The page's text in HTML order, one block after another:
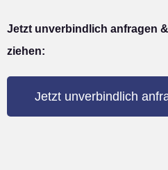
Jetzt unverbindlich anfragen
ziehen:
Jetzt unverbindlich